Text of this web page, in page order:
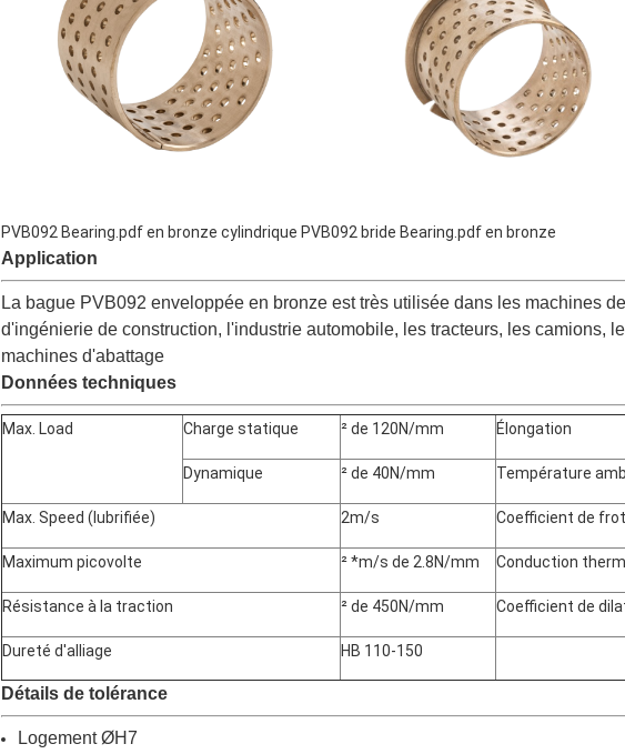
PVB092 Bearing.pdf en bronze cylindrique PVB092 bride Bearing.pdf en bronze
Application
La bague PVB092 enveloppée en bronze est très utilisée dans les machines
d'ingénierie de construction, l'industrie automobile, les tracteurs, les camions,
machines d'abattage
Données techniques
Max. Load Charge statique ² de 120N/mm Élongation
Dynamique ² de 40N/mm Température
Max. Speed (lubrifiée) 2m/s Coefficient de
Maximum picovolte ² *m/s de 2.8N/mm Conduction
Résistance à la traction ² de 450N/mm Coefficient de
Dureté d'alliage HB 110-150
Détails de tolérance
Logement ØH7